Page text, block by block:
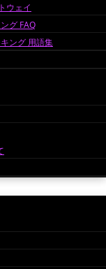
ウェイ
グ FAQ
ング 用語集